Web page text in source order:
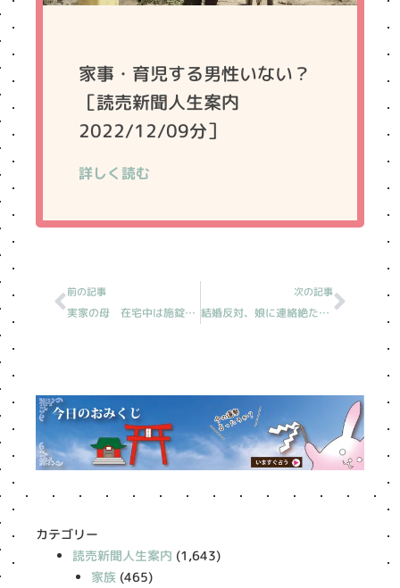
家事・育児する男性いない？
［読売新聞人生案内
2022/12/09分］
詳しく読む
前の記事
実家の母 在宅中は施錠せず［読売新聞人生案内/20230224分］
次の記事
結婚反対、娘に連絡絶たれた［読売新聞人生案内/20230226分］
Next
カテゴリー
読売新聞人生案内 (1,643)
家族(465)